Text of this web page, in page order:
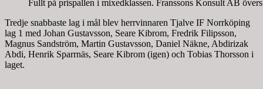
Fullt på prispallen i mixedklassen. Franssons Konsult AB
Tredje snabbaste lag i mål blev herrvinnaren Tjalve IF Norrköping
lag 1 med Johan Gustavsson, Seare Kibrom, Fredrik Filipsson,
Magnus Sandström, Martin Gustavsson, Daniel Näkne, Abdirizak
Abdi, Henrik Sparrnäs, Seare Kibrom (igen) och Tobias Thorsson i
laget.